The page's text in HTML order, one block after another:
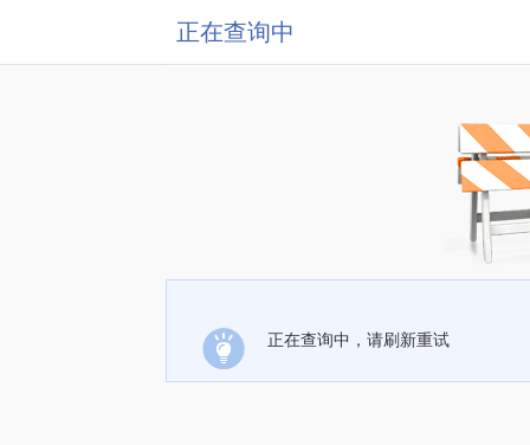
正在查询中
正在查询中，请刷新重试